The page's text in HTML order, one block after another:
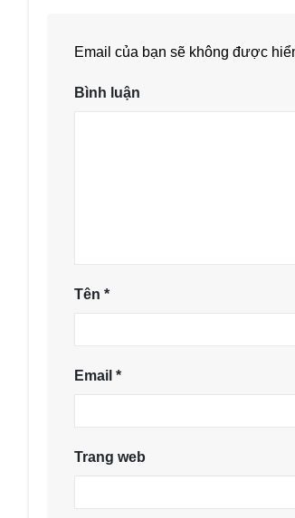
Email của bạn sẽ không được
Bình luận
Tên *
Email *
Trang web